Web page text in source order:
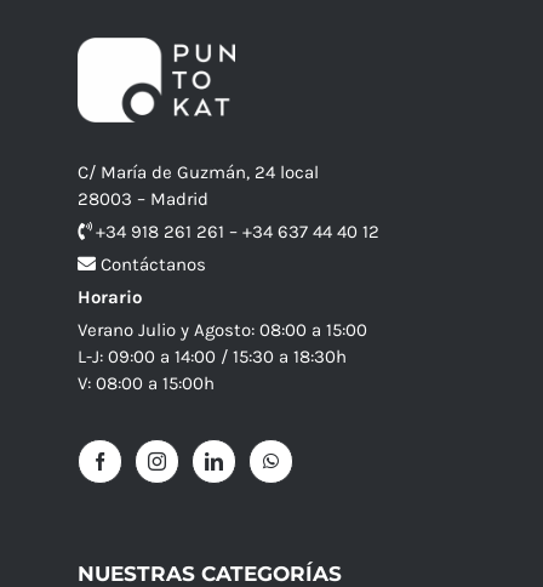
C/ María de Guzmán, 24 local
28003 – Madrid
+34 918 261 261 – +34 637 44 40 12
Contáctanos
Horario
Verano Julio y Agosto: 08:00 a 15:00
L-J: 09:00 a 14:00 / 15:30 a 18:30h
V: 08:00 a 15:00h
NUESTRAS CATEGORÍAS